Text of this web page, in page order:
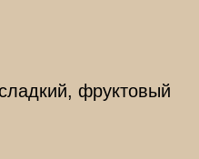
фруктовый